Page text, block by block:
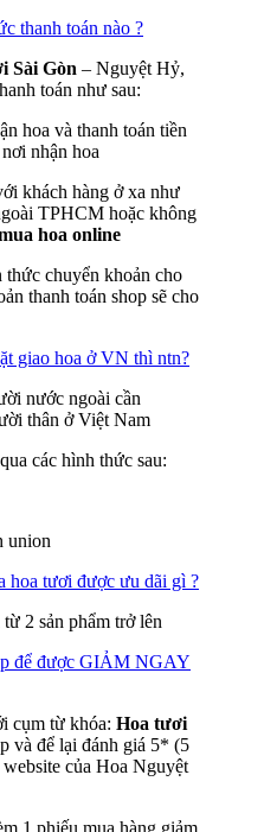
thanh toán nào ?
Sài Gòn – Nguyệt Hỷ,
toán như sau:
hoa và thanh toán tiền
nhận hoa
khách hàng ở xa như
TPHCM hoặc không
hoa online
thức chuyển khoản cho
thanh toán shop sẽ cho
giao hoa ở VN thì ntn?
nước ngoài cần
thân ở Việt Nam
các hình thức sau:
union
hoa tươi được ưu dãi gì ?
2 sản phẩm trở lên
để được GIẢM NGAY
cụm từ khóa: Hoa tươi
và để lại đánh giá 5* (5
của Hoa Nguyệt
1 phiếu mua hàng giảm